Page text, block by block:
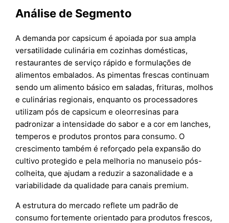
Análise de Segmento
A demanda por capsicum é apoiada por sua ampla
versatilidade culinária em cozinhas domésticas,
restaurantes de serviço rápido e formulações de
alimentos embalados. As pimentas frescas continuam
sendo um alimento básico em saladas, frituras, molhos
e culinárias regionais, enquanto os processadores
utilizam pós de capsicum e oleorresinas para
padronizar a intensidade do sabor e a cor em lanches,
temperos e produtos prontos para consumo. O
crescimento também é reforçado pela expansão do
cultivo protegido e pela melhoria no manuseio pós-
colheita, que ajudam a reduzir a sazonalidade e a
variabilidade da qualidade para canais premium.
A estrutura do mercado reflete um padrão de
consumo fortemente orientado para produtos frescos,